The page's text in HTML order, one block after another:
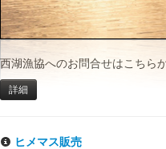
西湖漁協へのお問合せはこちら
詳細
ヒメマス販売